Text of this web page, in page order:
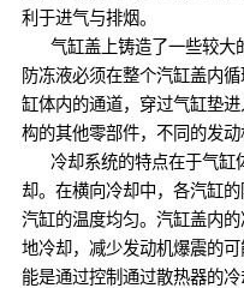
利于进气与排烟。
气缸盖上铸造了一些较大
防冻液必须在整个汽缸盖内
缸体内的通道，穿过气缸垫
构的其他零部件，不同的发动
冷却系统的特点在于气缸
却。在横向冷却中，各汽缸
汽缸的温度均匀。汽缸盖内
地冷却，减少发动机爆震的
能是通过控制通过散热器的